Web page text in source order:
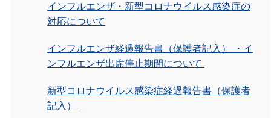
インフルエンザ・新型コロナウイルス感染症の
対応について
インフルエンザ経過報告書（保護者記入） ・イ
ンフルエンザ出席停止期間について
新型コロナウイルス感染症経過報告書（保護者
記入）